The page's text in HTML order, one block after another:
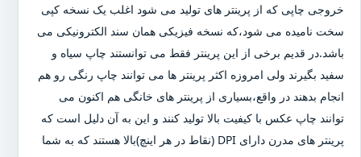
خروجی چاپی که از پرینتر های تولید می شود اغلب یک نسخه کپی
سخت نامیده می شود،که نسخه فیزیکی همان سند الکترونیکی می
باشد.در قدیم برخی از این پرینتر فقط می توانستند چاپ سیاه و
سفید بگیرند ولی امروزه اکثر پرینتر ها می توانند چاپ رنگی رو هم
انجام بدهند در واقع،بسیاری از پرینتر های خانگی هم اکنون می
توانند چاپ عکس با کیفیت بالا تولید کنند و این به آن دلیل است که
پرینتر های مدرن دارای DPI (نقاط در هر اینچ)بالا هستند که به شما